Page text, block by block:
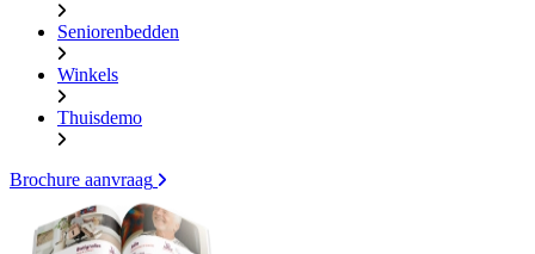
Seniorenbedden
Winkels
Thuisdemo
Brochure aanvraag